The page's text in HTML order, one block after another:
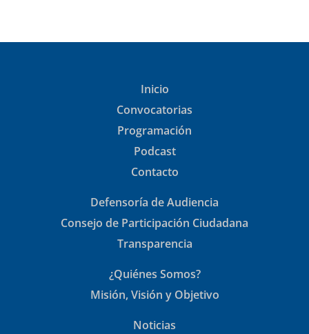
Inicio
Convocatorias
Programación
Podcast
Contacto
Defensoría de Audiencia
Consejo de Participación Ciudadana
Transparencia
¿Quiénes Somos?
Misión, Visión y Objetivo
Noticias